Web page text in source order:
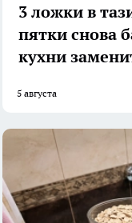
3 ложки в
пятки снова
кухни
5 августа